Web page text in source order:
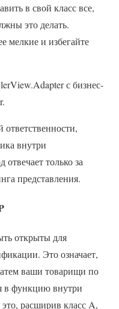
в свой класс все,
это делать.
мелкие и избегайте
с бизнес-
внутри
только за
представления.
открыты для
Это означает,
ваши товарищи по
в функцию внутри
это, расширив класс A,